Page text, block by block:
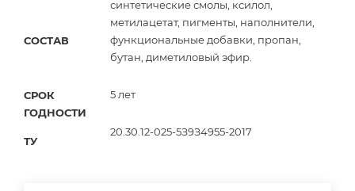
СОСТАВ
синтетические смолы, ксилол,
метилацетат, пигменты, наполнители,
функциональные добавки, пропан,
бутан, диметиловый эфир.
СРОК
ГОДНОСТИ
5 лет
ТУ
20.30.12-025-5З9З4955-2017